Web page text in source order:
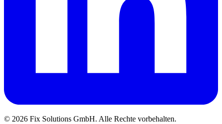
© 2026 Fix Solutions GmbH. Alle Rechte vorbehalten.